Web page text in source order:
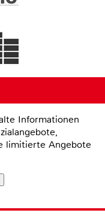
Informationen
limitierte Angebote